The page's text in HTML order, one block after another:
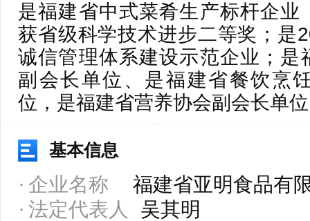
是福建省中式菜肴生产标杆企业
获省级科学技术进步二等奖；是
诚信管理体系建设示范企业；是
副会长单位、是福建省餐饮烹
位，是福建省营养协会副会长单位
基本信息
企业名称
福建省亚明食品有
法定代表人
吴其明